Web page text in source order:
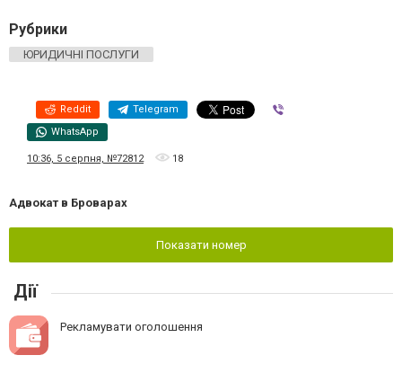
Рубрики
ЮРИДИЧНІ ПОСЛУГИ
Reddit Telegram
WhatsApp
10:36, 5 серпня, №72812 18
Адвокат в Броварах
Показати номер
Дії
Рекламувати оголошення